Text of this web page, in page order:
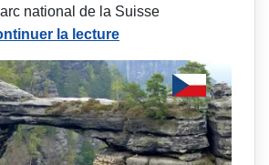
national de la Suisse
la lecture